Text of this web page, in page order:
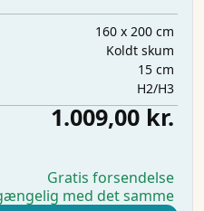
160 x 200 cm
Koldt skum
15 cm
H2/H3
1.009,00 kr.
Gratis forsendelse
med det samme